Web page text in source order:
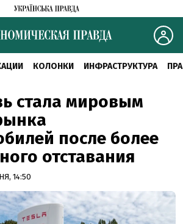
КОЛОНКИ ИНФРАСТРУКТУРА
стала мировым
после более
отставания
14:50